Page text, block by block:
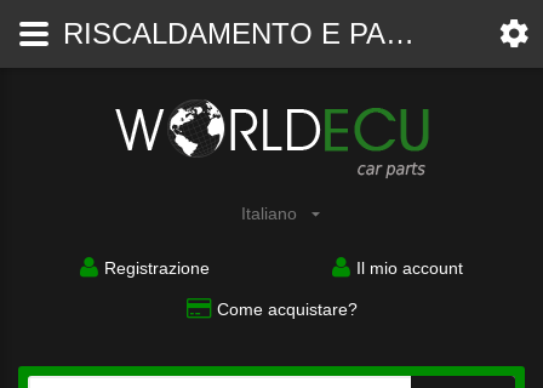
Ricambi
auto
Italiano
Registrazione Il mio account
Come acquistare?
RISCALDAMENTO E PANNELLO DI CONTROLLO ARIA CONDIZIONATA INTERRUTTORE CLIMATRONIC SAAB 9-5 YS3E SAAB 9-5 KOMBI YS3E 50-46-206, 5046206 - Centraline dell’impianto di climatizzazione - ventilazione - WorldECU